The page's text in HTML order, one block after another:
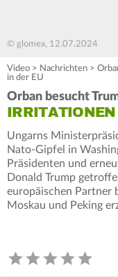
© glomex, 12.07.2024
Video > Nachrichten >
in der EU
Orban besucht
Ungarns
Nato-Gipfel in
Präsidenten und
Donald Trump
europäischen Partner
Moskau und Peking